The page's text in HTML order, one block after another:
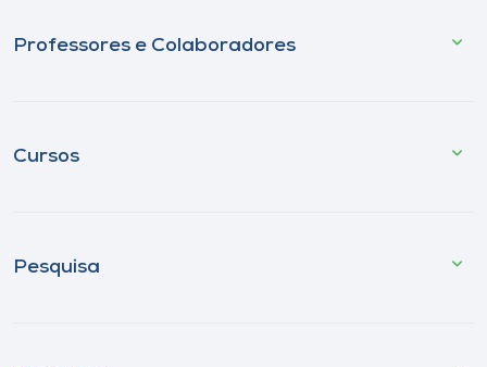
Professores e Colaboradores
Cursos
Pesquisa